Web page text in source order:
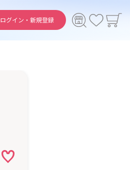
ログイン・ 新規登録